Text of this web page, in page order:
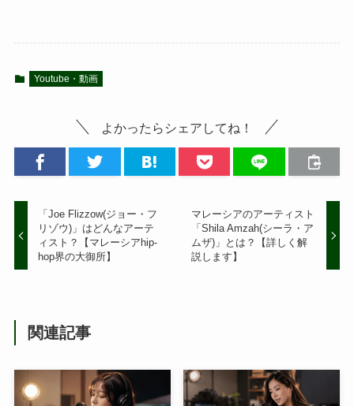
Youtube・動画
よかったらシェアしてね！
「Joe Flizzow(ジョー・フ
リゾウ)」はどんなアーテ
ィスト？【マレーシアhip-
hop界の大御所】
マレーシアのアーティスト
「Shila Amzah(シーラ・ア
ムザ)」とは？【詳しく解
説します】
関連記事